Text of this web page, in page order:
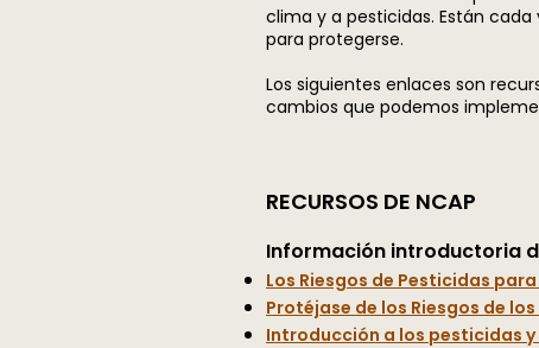
clima y a pesticidas. Están
para protegerse.
Los siguientes enlaces son
cambios que podemos
RECURSOS DE NCAP
Información introductoria
Los Riesgos de Pesticidas
Protéjase de los Riesgos de
Introducción a los pesticidas